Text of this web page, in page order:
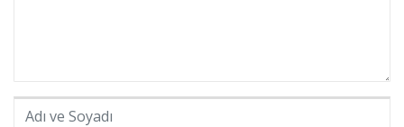
Adı ve Soyadı *